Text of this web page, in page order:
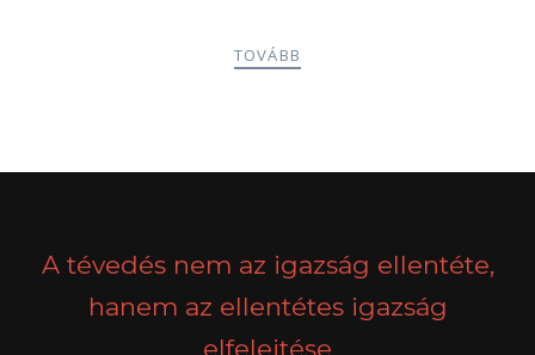
TOVÁBB
A tévedés nem az igazság ellentéte,
hanem az ellentétes igazság
elfelejtése